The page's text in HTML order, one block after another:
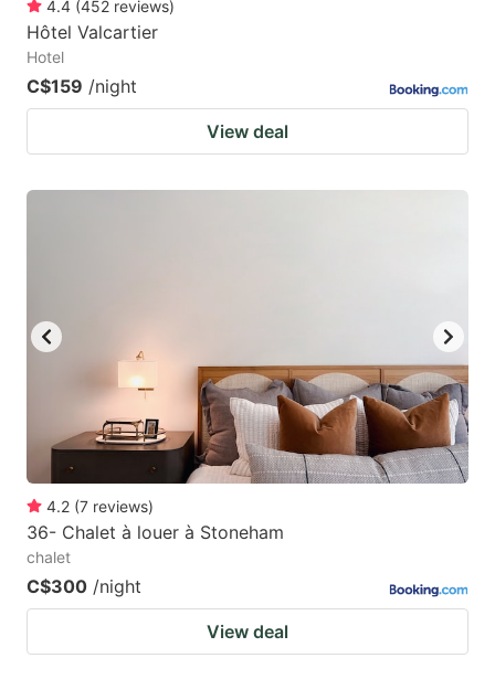
4.4 (452 reviews)
Hôtel Valcartier
Hotel
C$159 /night
View deal
4.2 (7 reviews)
36- Chalet à louer à Stoneham
chalet
C$300 /night
View deal